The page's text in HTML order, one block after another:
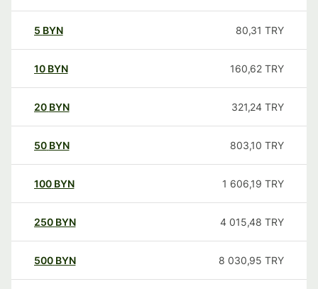
5 BYN 80,31 TRY
10 BYN 160,62 TRY
20 BYN 321,24 TRY
50 BYN 803,10 TRY
100 BYN 1 606,19 TRY
250 BYN 4 015,48 TRY
500 BYN 8 030,95 TRY